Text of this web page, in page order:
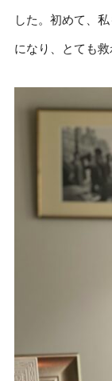
した。初めて、
になり、とても救